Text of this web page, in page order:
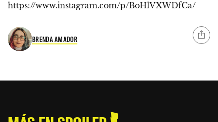
https://www.instagram.com/p/BoHlVXWDfCa/
BRENDA AMADOR